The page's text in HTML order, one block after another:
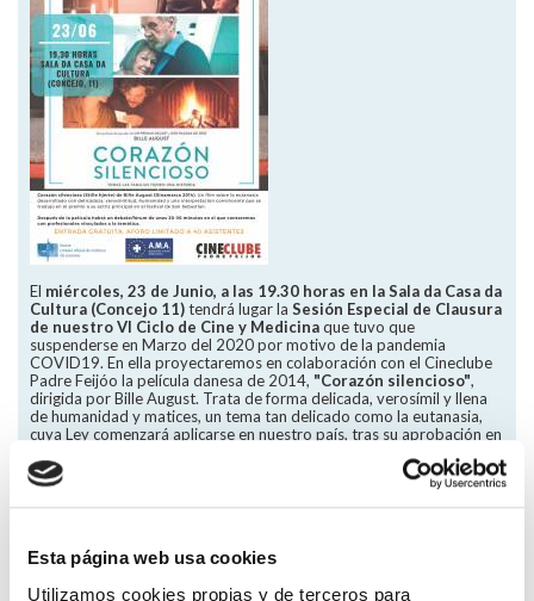
Esta página web usa cookies
Utilizamos cookies propias y de terceros para
El miércoles, 23 de Junio, a las 19.30 horas en la Sala da Casa da
Cultura (Concejo 11)tendrá lugar la Sesión Especial de Clausura
de nuestro VI Ciclo de Cine y Medicinaque tuvo que
suspenderse en Marzo del 2020 por motivo de la pandemia
COVID19. En ella proyectaremos en colaboración con el Cineclube
Padre Feijóo la película danesa de 2014, "Corazón silencioso",
dirigida por Bille August. Trata de forma delicada, verosímil y llena
de humanidad y matices, un tema tan delicado como la eutanasia,
cuya Ley comenzará aplicarse en nuestro país, tras su aprobación en
La sesión será gratuita y el aforo estará limitado a 40
asistentes, por lo que os solicitamos acudir unos minutos
Desde la Junta Directiva queremos, aunque las fechas no sean las
hacen posible y con las medidas de seguridad necesarias, esta